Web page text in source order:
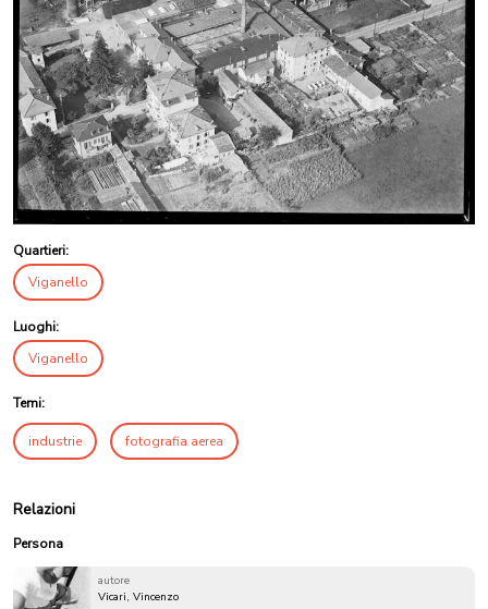
Quartieri:
Viganello
Luoghi:
Viganello
Temi:
industrie fotografia aerea
Relazioni
Persona
autore
Vicari, Vincenzo